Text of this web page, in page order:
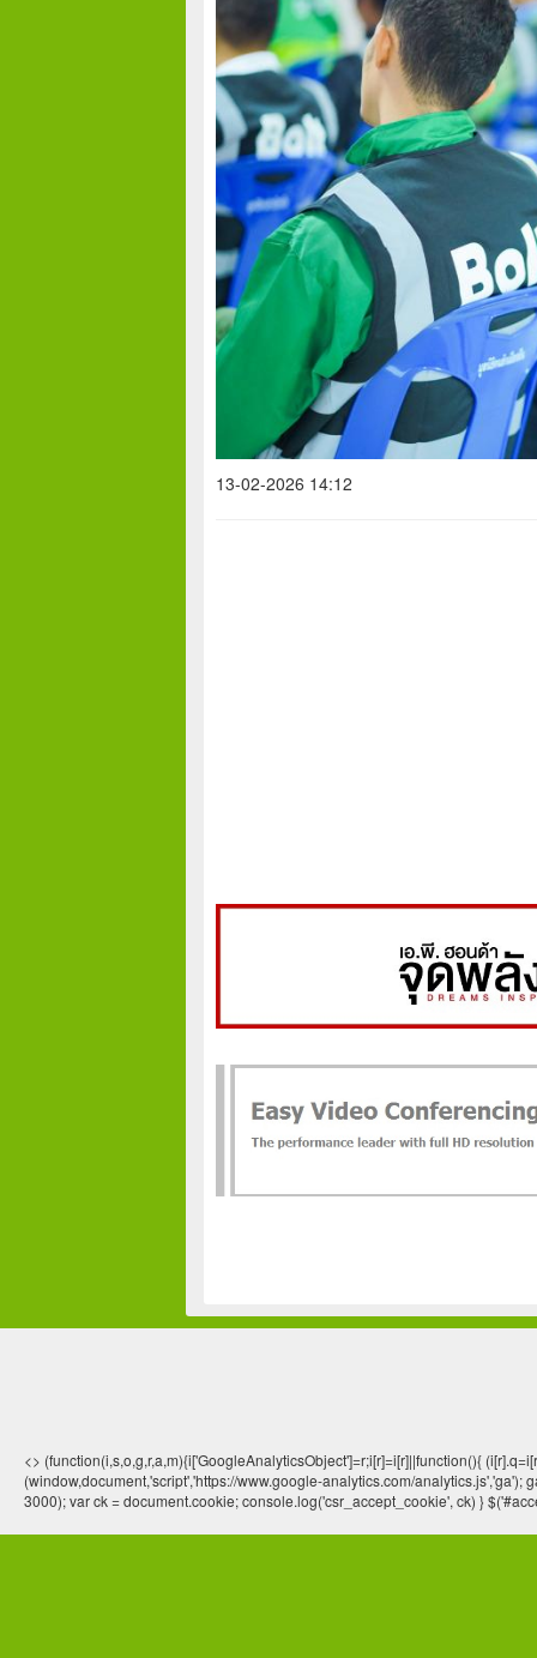
13-02-2026 14:12
<> (function(i,s,o,g,r,a,m){i['GoogleAnalyticsObject']=r;i[r]=i[r]||function(){
(window,document,'script','https://www.google-analytics.com/
3000); var ck = document.cookie; console.log('csr_accept_cookie', ck) }